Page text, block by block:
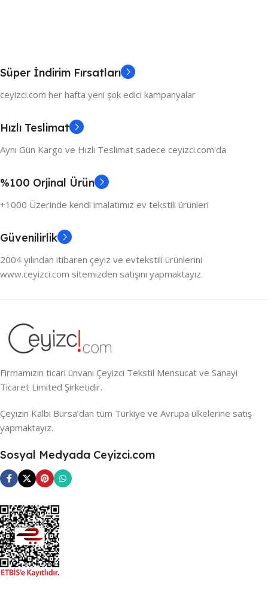
Süper İndirim Fırsatları
ceyizci.com her hafta yeni şok edici kampanyalar
Hızlı Teslimat
Aynı Gün Kargo ve Hızlı Teslimat sadece ceyizci.com'da
%100 Orjinal Ürün
+1000 Üzerinde kendi imalatımız ev tekstili ürünleri
Güvenilirlik
2004 yılından itibaren çeyiz ve evtekstili ürünlerini
www.ceyizci.com sitemizden satışını yapmaktayız.
Firmamızın ticari ünvanı Çeyizci Tekstil Mensucat ve Sanayi
Ticaret Limited Şirketidir.
Çeyizin Kalbi Bursa’dan tüm Türkiye ve Avrupa ülkelerine satış
yapmaktayız.
Sosyal Medyada Ceyizci.com